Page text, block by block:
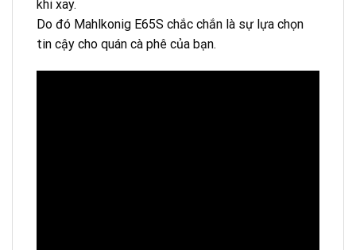
khi xay.
Do đó Mahlkonig E65S chắc chắn là sự lựa chọn
tin cậy cho quán cà phê của bạn.